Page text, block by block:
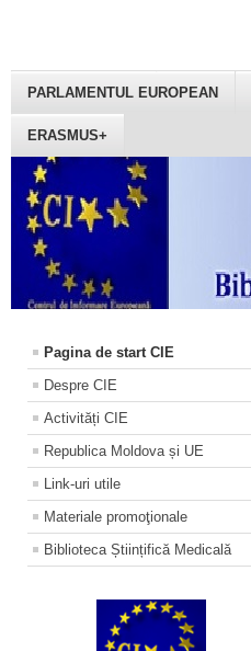
PARLAMENTUL EUROPEAN
ERASMUS+
Pagina de start CIE
Despre CIE
Activități CIE
Republica Moldova și UE
Link-uri utile
Materiale promoţionale
Biblioteca Științifică Medicală